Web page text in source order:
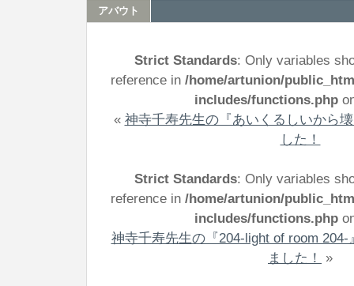
アバウト
Strict Standards: Only variables
reference in /home/artunion/
includes/functions.php
« 神寺千寿先生の『あいくるしいから
した！
Strict Standards: Only variables
reference in /home/artunion/
includes/functions.php
神寺千寿先生の『204-light of room
ました！
»